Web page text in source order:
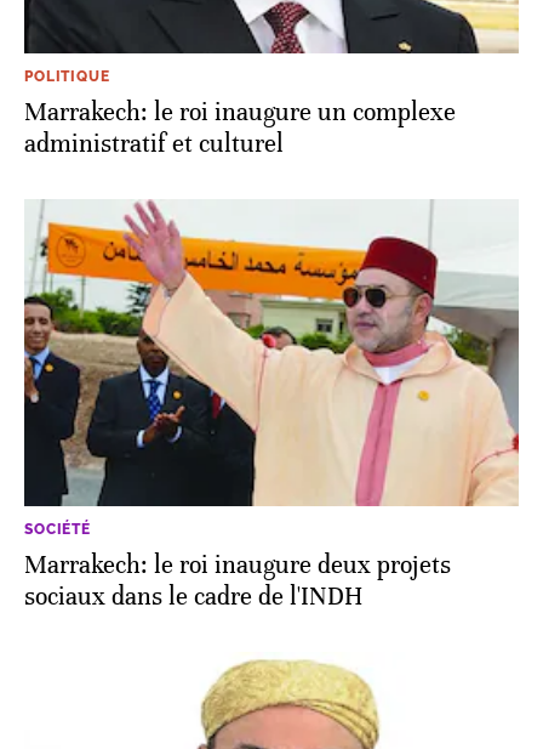
POLITIQUE
Marrakech: le roi inaugure un complexe
administratif et culturel
SOCIÉTÉ
Marrakech: le roi inaugure deux projets
sociaux dans le cadre de l'INDH